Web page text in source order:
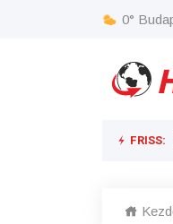
0°
FRISS: